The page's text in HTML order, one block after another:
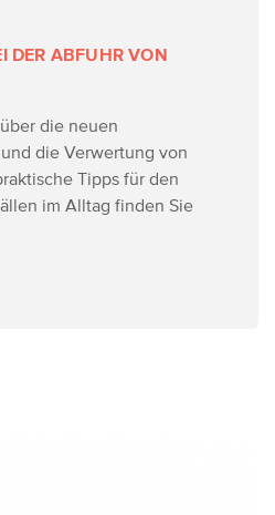
DER ABFUHR VON
die neuen
die Verwertung von
Tipps für den
im Alltag finden Sie